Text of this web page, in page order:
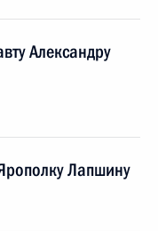
Александру
Лапшину